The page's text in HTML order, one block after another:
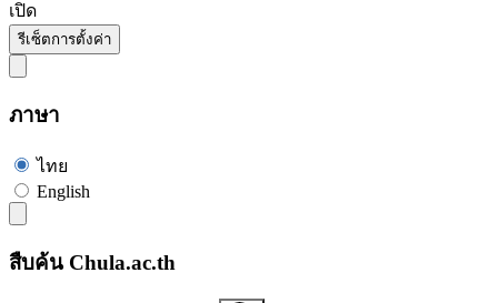
เปิด
รีเซ็ตการตั้งค่า
ภาษา
ไทย
English
สืบค้น Chula.ac.th